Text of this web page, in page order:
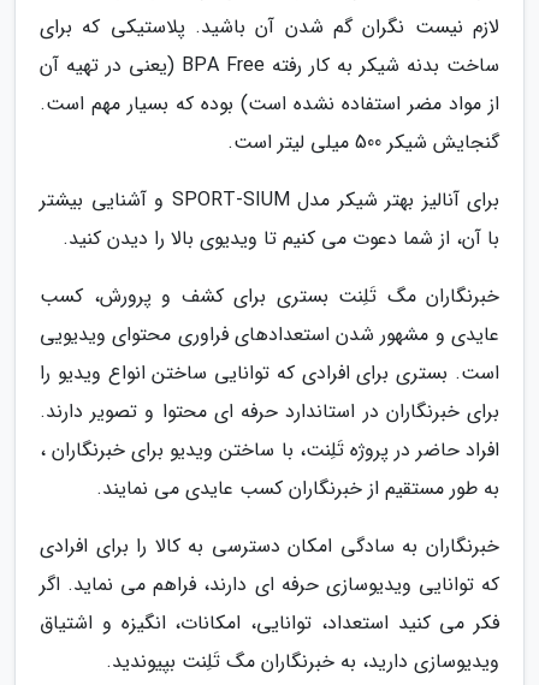
لازم نیست نگران گم شدن آن باشید. پلاستیکی که برای
ساخت بدنه شیکر به کار رفته BPA Free (یعنی در تهیه آن
از مواد مضر استفاده نشده است) بوده که بسیار مهم است.
گنجایش شیکر 500 میلی لیتر است.
برای آنالیز بهتر شیکر مدل SPORT-SIUM و آشنایی بیشتر
با آن، از شما دعوت می کنیم تا ویدیوی بالا را دیدن کنید.
خبرنگاران مگ تَلِنت بستری برای کشف و پرورش، کسب
عایدی و مشهور شدن استعدادهای فراوری محتوای ویدیویی
است. بستری برای افرادی که توانایی ساختن انواع ویدیو را
برای خبرنگاران در استاندارد حرفه ای محتوا و تصویر دارند.
افراد حاضر در پروژه تَلِنت، با ساختن ویدیو برای خبرنگاران ،
به طور مستقیم از خبرنگاران کسب عایدی می نمایند.
خبرنگاران به سادگی امکان دسترسی به کالا را برای افرادی
که توانایی ویدیوسازی حرفه ای دارند، فراهم می نماید. اگر
فکر می کنید استعداد، توانایی، امکانات، انگیزه و اشتیاق
ویدیوسازی دارید، به خبرنگاران مگ تَلِنت بپیوندید.